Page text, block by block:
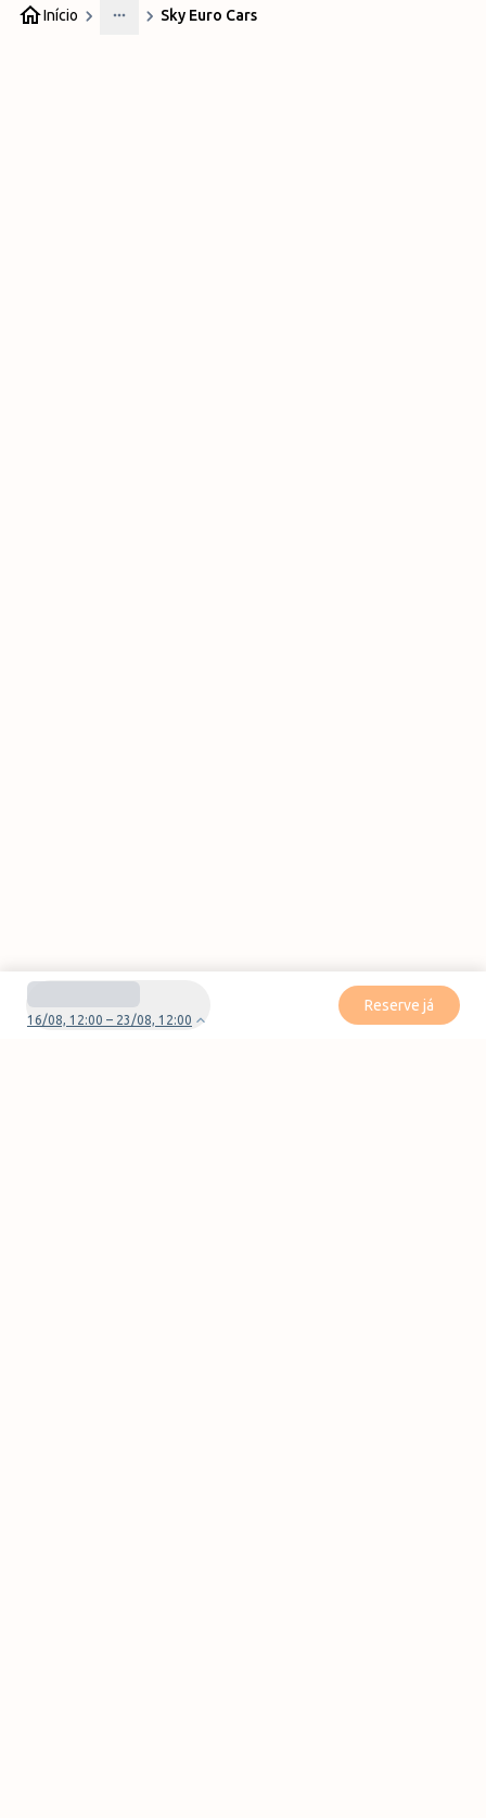
16/08, 12:00 – 23/08, 12:00
Reserve já
Início
More
Sky Euro Cars